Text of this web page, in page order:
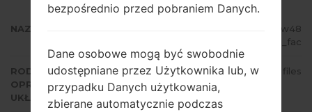
NAZWA PLIKU
SM-F7070_2_20210309181306_w48
chhxaoz_fac
RODZAJ
OPROGRAMOWANIA
UKŁADOWEGO
4 files
bezpośrednio przed pobraniem Danych.
Dane osobowe mogą być swobodnie
udostępniane przez Użytkownika lub, w
przypadku Danych użytkowania,
zbierane automatycznie podczas